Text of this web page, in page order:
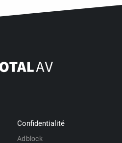
Confidentialité
Adblock